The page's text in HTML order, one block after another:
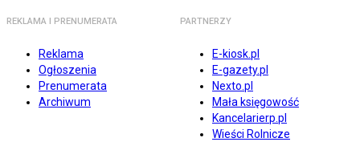
REKLAMA I PRENUMERATA
Reklama
Ogłoszenia
Prenumerata
Archiwum
PARTNERZY
E-kiosk.pl
E-gazety.pl
Nexto.pl
Mała księgowość
Kancelarierp.pl
Wieści Rolnicze